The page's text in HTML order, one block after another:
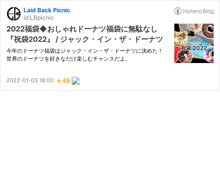
Laid Back Picnic
id:LBpicnic
2022福袋◆おしゃれドーナツ福袋に無駄なし
『祝袋2022』 / ジャック・イン・ザ・ドーナツ
今年のドーナツ福袋はジャック・イン・ザ・ドーナツに決めた！
世界のドーナツを好きなだけ楽しむチャンスだよ。
2022-01-03 18:00